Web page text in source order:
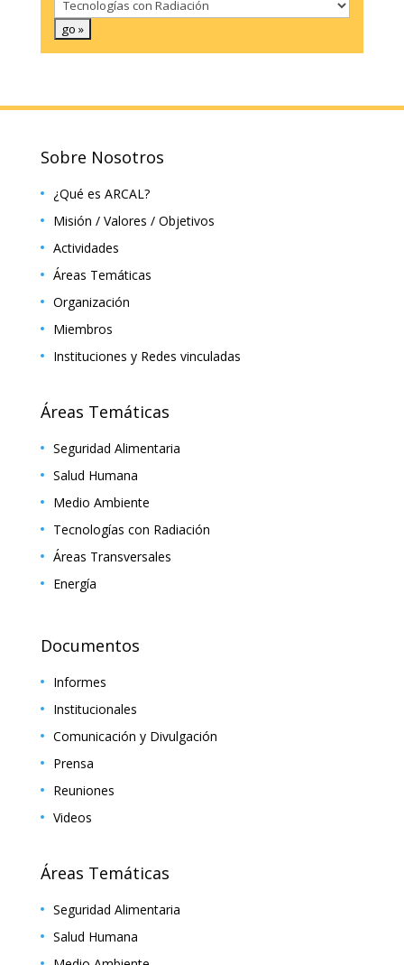
Sobre Nosotros
¿Qué es ARCAL?
Misión / Valores / Objetivos
Actividades
Áreas Temáticas
Organización
Miembros
Instituciones y Redes vinculadas
Áreas Temáticas
Seguridad Alimentaria
Salud Humana
Medio Ambiente
Tecnologías con Radiación
Áreas Transversales
Energía
Documentos
Informes
Institucionales
Comunicación y Divulgación
Prensa
Reuniones
Videos
Áreas Temáticas
Seguridad Alimentaria
Salud Humana